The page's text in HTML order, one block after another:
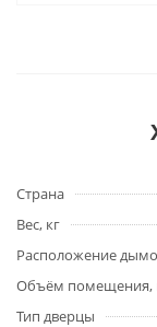
Страна
Вес, кг
Расположение
Объём помещения,
Тип дверцы